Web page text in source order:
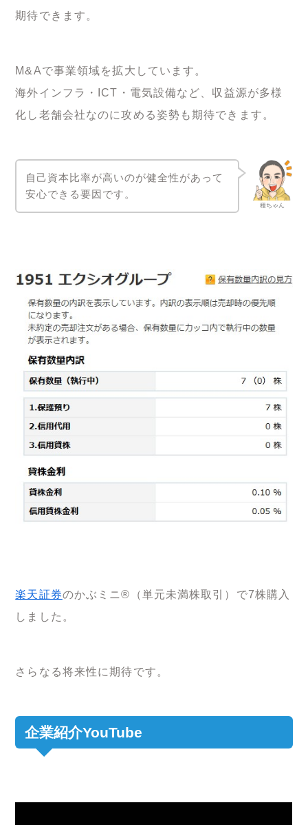
期待できます。
M&Aで事業領域を拡大しています。
海外インフラ・ICT・電気設備など、収益源が多様
化し老舗会社なのに攻める姿勢も期待できます。
種ちゃん
自己資本比率が高いのが健全性があって
安心できる要因です。
楽天証券のかぶミニ®（単元未満株取引）で7株購入
しました。
さらなる将来性に期待です。
企業紹介YouTube